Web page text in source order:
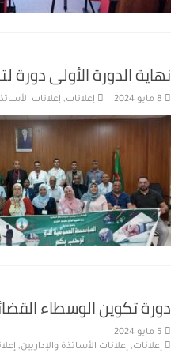
نهاية الدورة الأولى دورة
8 مايو 2024 إعلانات, إعلانات
دورة تكوين الوسطاء
5 مايو 2024
إعلانات, إعلانات الأساتذة والإداريين,